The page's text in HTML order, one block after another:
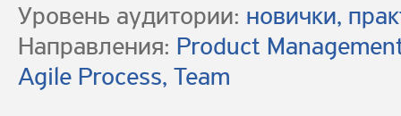
Уровень аудитории: новички,
Направления: Product
Agile Process, Team